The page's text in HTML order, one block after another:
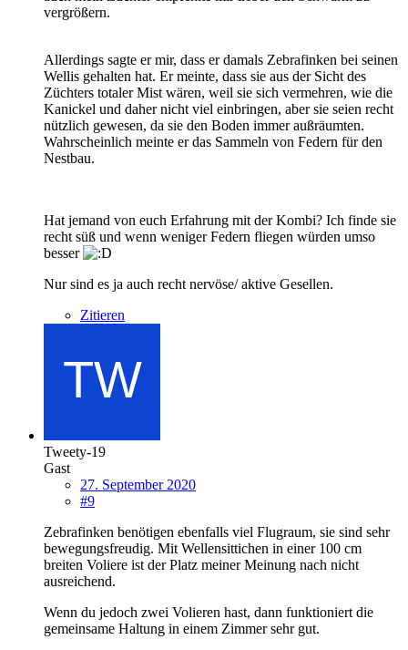
vergrößern.
Allerdings sagte er mir, dass er damals Zebrafinken bei seinen
Wellis gehalten hat. Er meinte, dass sie aus der Sicht des
Züchters totaler Mist wären, weil sie sich vermehren, wie die
Kanickel und daher nicht viel einbringen, aber sie seien recht
nützlich gewesen, da sie den Boden immer außräumten.
Wahrscheinlich meinte er das Sammeln von Federn für den
Nestbau.
Hat jemand von euch Erfahrung mit der Kombi? Ich finde sie
recht süß und wenn weniger Federn fliegen würden umso
besser
Nur sind es ja auch recht nervöse/ aktive Gesellen.
Zitieren
Tweety-19
Gast
27. September 2020
#9
Zebrafinken benötigen ebenfalls viel Flugraum, sie sind sehr
bewegungsfreudig. Mit Wellensittichen in einer 100 cm
breiten Voliere ist der Platz meiner Meinung nach nicht
ausreichend.
Wenn du jedoch zwei Volieren hast, dann funktioniert die
gemeinsame Haltung in einem Zimmer sehr gut.